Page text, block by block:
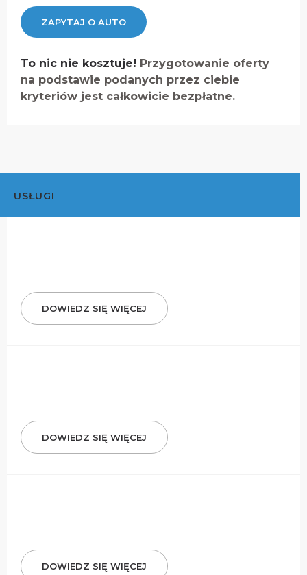
ZAPYTAJ O AUTO
To nic nie kosztuje! Przygotowanie oferty
na podstawie podanych przez ciebie
kryteriów jest całkowicie bezpłatne.
USŁUGI
DOWIEDZ SIĘ WIĘCEJ
DOWIEDZ SIĘ WIĘCEJ
DOWIEDZ SIĘ WIĘCEJ